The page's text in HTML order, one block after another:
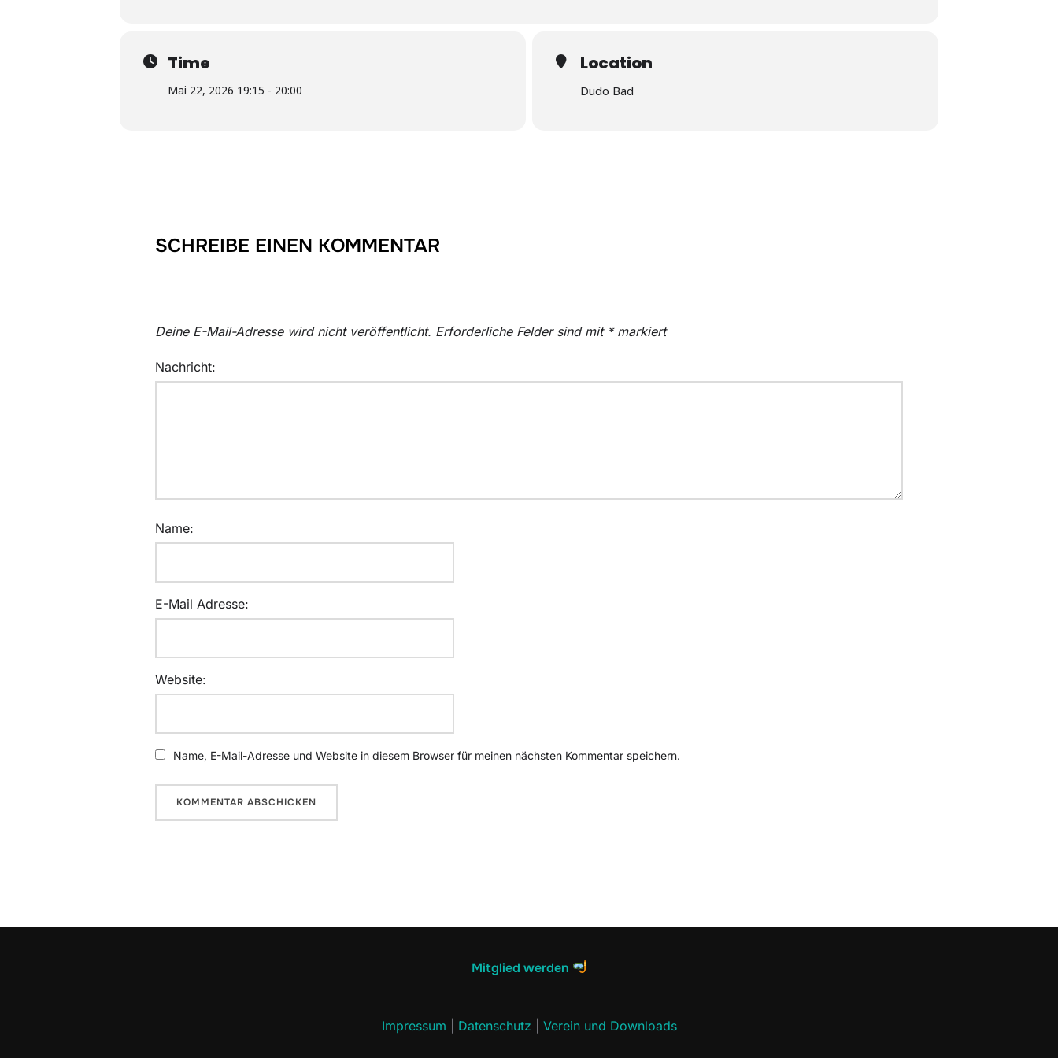
Time
Mai 22, 2026 19:15 - 20:00
Location
Dudo Bad
SCHREIBE EINEN KOMMENTAR
Deine E-Mail-Adresse wird nicht veröffentlicht. Erforderliche Felder sind mit *markiert
Nachricht:
Name:
E-Mail Adresse:
Website:
Name, E-Mail-Adresse und Website in diesem Browser für meinen nächsten Kommentar speichern.
Mitglied werden
Impressum Datenschutz Verein und Downloads